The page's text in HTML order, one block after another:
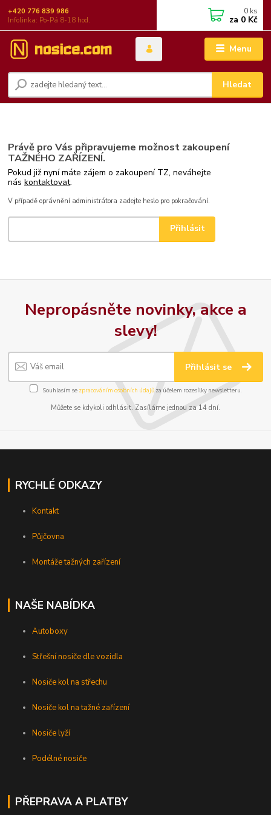
Menu
Hledat
+420 776 839 986
Infolinka: Po-Pá 8-18 hod.
0 ks
za 0 Kč
Právě pro Vás připravujeme možnost zakoupení
TAŽNÉHO ZAŘÍZENÍ.
Pokud již nyní máte zájem o zakoupení TZ, neváhejte
náskontaktovat.
V případě oprávnění administrátora zadejte heslo pro pokračování.
Nepropásněte novinky, akce a
slevy!
Přihlásit se
Souhlasím se zpracováním osobních údajůza účelem rozesílky newsletteru.
Můžete se kdykoli odhlásit. Zasíláme jednou za 14 dní.
RYCHLÉ ODKAZY
Kontakt
Půjčovna
Montáže tažných zařízení
NAŠE NABÍDKA
Autoboxy
Střešní nosiče dle vozidla
Nosiče kol na střechu
Nosiče kol na tažné zařízení
Nosiče lyží
Podélné nosiče
PŘEPRAVA A PLATBY